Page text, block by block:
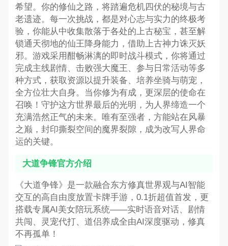
希望。你的修仙之路，将踏遍危机四伏的秘境与古
老遗迹。每一次挑战，都是对心志与实力的终极考
验，你能从中收集散落于各处的上古秘宝，甚至解
锁通天彻地的仙王降身能力，借助上古神力诛灭妖
邪。游戏采用酣畅淋漓的即时战斗模式，你将通过
完成主线剧情、击败强大魔王、参与日常活动等多
种方式，获取资源以提升装备、培养坐骑与萌宠，
全方位壮大自身。当你修为有成，更深层的使命在
召唤！守护这方世界最后的光明，为人界缔造一个
充满浩然正气的未来。唯有至强者，方能站在风暴
之巅，封印撕裂空间的魔界裂隙，成为改写人界命
运的关键。
大道争锋官方介绍
《大道争锋》是一款融合东方修真世界观与AI智能
交互的高自由度放置卡牌手游，0.1折超值首发，更
搭载专属AI美女陪玩系统——实时语音对话、剧情
共闯、灵宠代打、道侣养成全由AI深度驱动，修真
不再孤单！